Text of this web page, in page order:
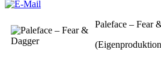
Paleface – Fear